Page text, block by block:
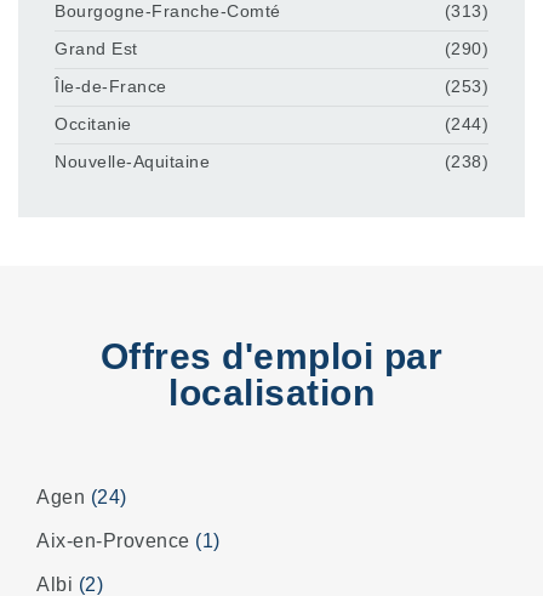
Bourgogne-Franche-Comté
(313)
Grand Est
(290)
Île-de-France
(253)
Occitanie
(244)
Nouvelle-Aquitaine
(238)
Offres d'emploi par
localisation
Agen (24)
Aix-en-Provence (1)
Albi (2)